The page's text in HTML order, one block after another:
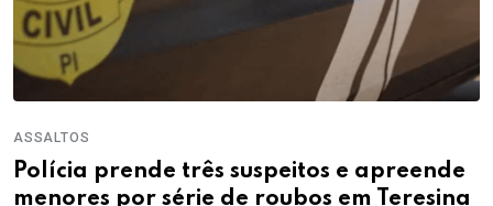
ASSALTOS
Polícia prende três suspeitos e apreende
menores por série de roubos em Teresina